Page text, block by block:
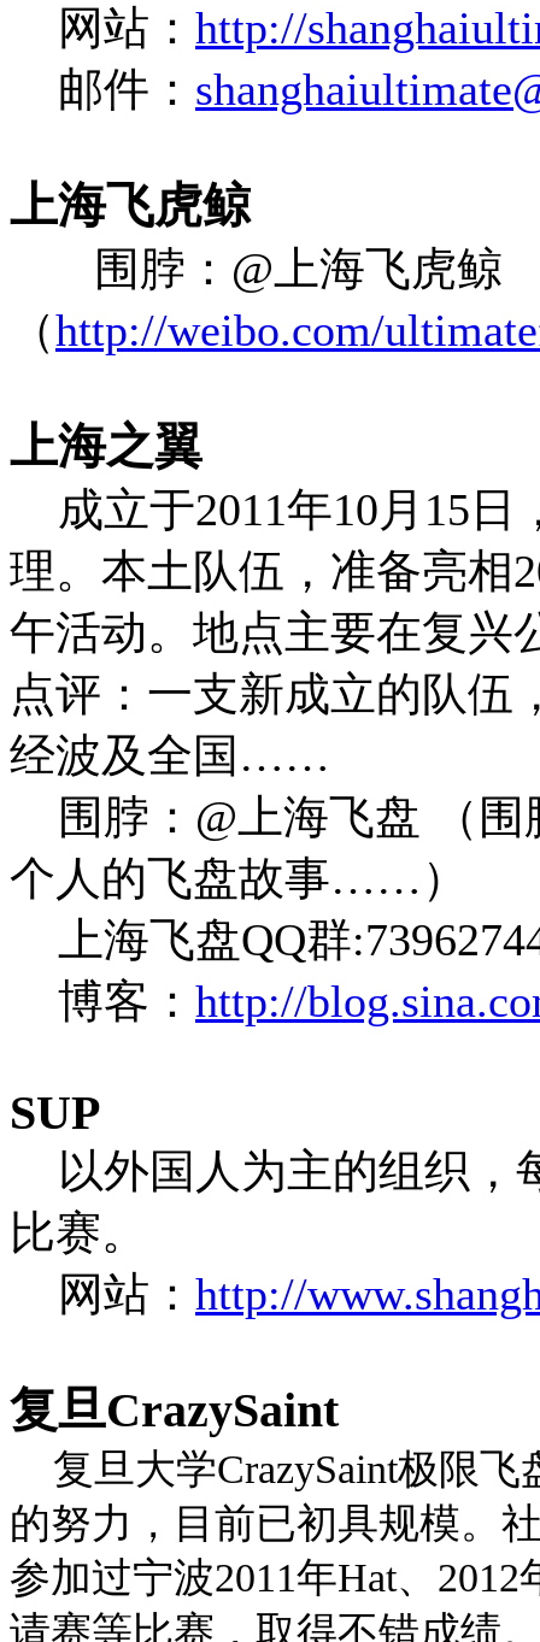
网站： http://
邮件：
上海飞虎鲸
围脖： @ 上海飞虎鲸
（http://weibo.com/
上海之翼
成立于2011年10月 15 日
理。本土队伍，准备亮相
午活动。地点主要在复兴
点评：一支新成立的队伍
经波及全国 ……
围脖： @ 上海飞盘
（
个人的飞盘故事…… ）
上海飞盘QQ群
博客： http://
SUP
以外国人为主的组织，
比赛。
网站： http://
复旦CrazySaint
复旦大学CrazySaint极限飞
的努力，目前已初具规模。
参加过宁波2011年Hat、 2012
请赛等比赛，取得不错成绩